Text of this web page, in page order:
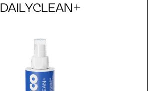
DAILYCLEAN+